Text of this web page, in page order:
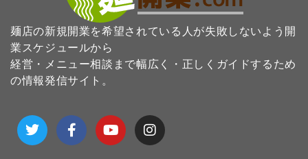
麺店の新規開業を希望されている人が失敗しないよう開
業スケジュールから
経営・メニュー相談まで幅広く・正しくガイドするため
の情報発信サイト。
T
w
i
F
a
c
Y
o
u
I
n
s